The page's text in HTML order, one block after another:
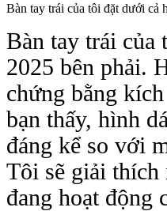
Bàn tay trái của tôi đặt dưới cả
Bàn tay trái của
2025 bên phải.
chứng bằng
bạn thấy, hình
đáng kể so với
Tôi sẽ giải thích
đang hoạt động